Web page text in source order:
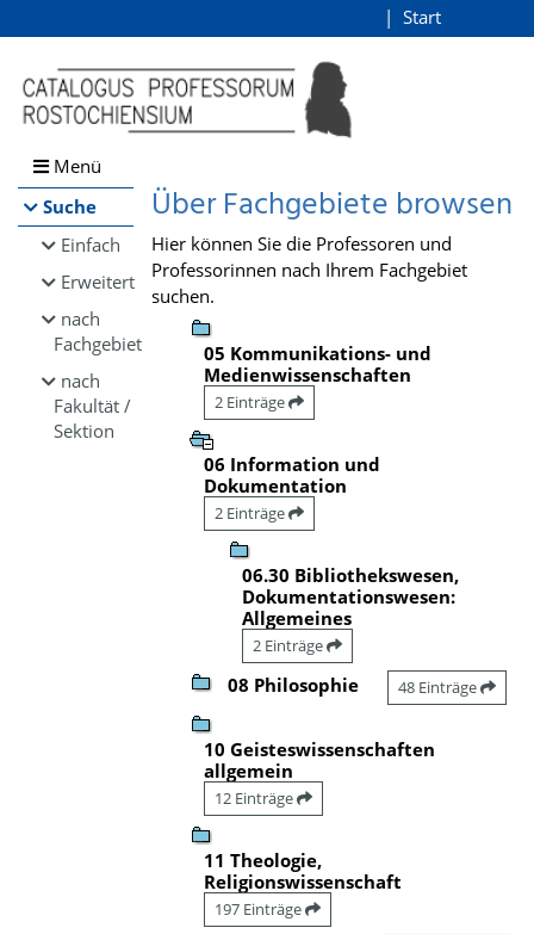
Browsen
direkt zum Inhalt
Start
Menü
Suche
Einfach
Erweitert
nach
Fachgebiet
nach
Fakultät /
Sektion
Über Fachgebiete browsen
Hier können Sie die Professoren und
Professorinnen nach Ihrem Fachgebiet
suchen.
05 Kommunikations- und
Medienwissenschaften
2 Einträge
06 Information und
Dokumentation
2 Einträge
06.30 Bibliothekswesen,
Dokumentationswesen:
Allgemeines
2 Einträge
08 Philosophie 48 Einträge
10 Geisteswissenschaften
allgemein
12 Einträge
11 Theologie,
Religionswissenschaft
197 Einträge